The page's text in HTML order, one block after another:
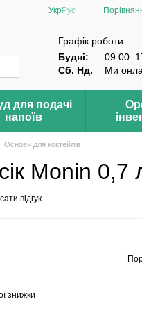
УкрРус
Графік роботи:
Будні:
Сб. Нд.
Ми
для подачі
напоїв
Основи для коктейлів
Monin 0,7
відгук
знижки